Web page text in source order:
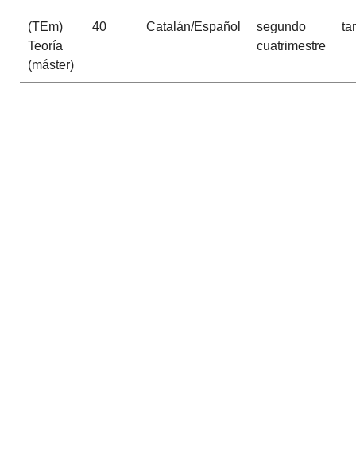
(TEm)
Teoría
(máster)
40 Catalán/Español
segundo
cuatrimestre